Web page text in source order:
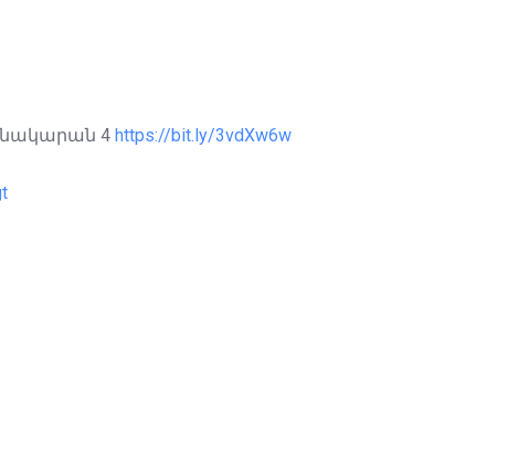
4 https://bit.ly/3vdXw6w